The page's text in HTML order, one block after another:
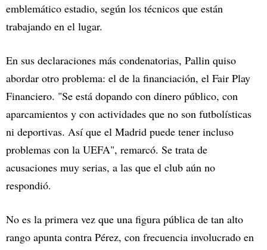
emblemático estadio, según los técnicos que están
trabajando en el lugar.
En sus declaraciones más condenatorias, Pallin quiso
abordar otro problema: el de la financiación, el Fair Play
Financiero. "Se está dopando con dinero público, con
aparcamientos y con actividades que no son futbolísticas
ni deportivas. Así que el Madrid puede tener incluso
problemas con la UEFA", remarcó. Se trata de
acusaciones muy serias, a las que el club aún no
respondió.
No es la primera vez que una figura pública de tan alto
rango apunta contra Pérez, con frecuencia involucrado en